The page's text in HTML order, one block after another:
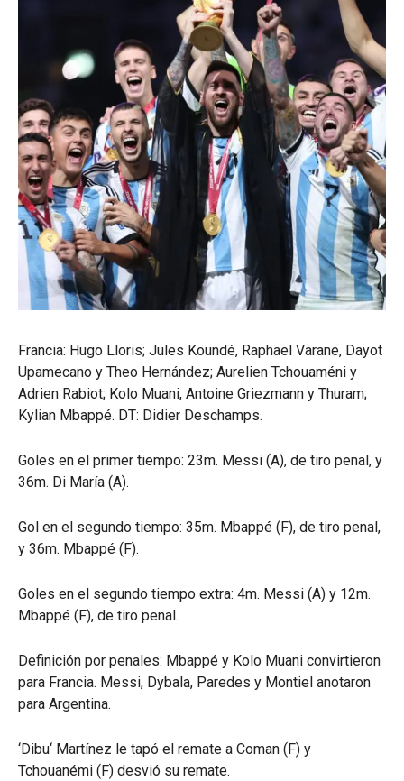
Francia: Hugo Lloris; Jules Koundé, Raphael Varane, Dayot
Upamecano y Theo Hernández; Aurelien Tchouaméni y
Adrien Rabiot; Kolo Muani, Antoine Griezmann y Thuram;
Kylian Mbappé. DT: Didier Deschamps.
Goles en el primer tiempo: 23m. Messi (A), de tiro penal, y
36m. Di María (A).
Gol en el segundo tiempo: 35m. Mbappé (F), de tiro penal,
y 36m. Mbappé (F).
Goles en el segundo tiempo extra: 4m. Messi (A) y 12m.
Mbappé (F), de tiro penal.
Definición por penales: Mbappé y Kolo Muani convirtieron
para Francia. Messi, Dybala, Paredes y Montiel anotaron
para Argentina.
‘Dibu‘ Martínez le tapó el remate a Coman (F) y
Tchouanémi (F) desvió su remate.